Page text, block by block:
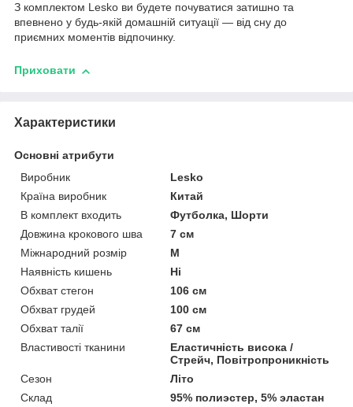
З комплектом Lesko ви будете почуватися затишно та
впевнено у будь-якій домашній ситуації — від сну до
приємних моментів відпочинку.
Приховати
Характеристики
Основні атрибути
Виробник
Lesko
Країна виробник
Китай
В комплект входить
Футболка, Шорти
Довжина крокового шва
7 см
Міжнародний розмір
M
Наявність кишень
Ні
Обхват стегон
106 см
Обхват грудей
100 см
Обхват талії
67 см
Властивості тканини
Еластичність висока /
Стрейч, Повітропроникність
Сезон
Літо
Склад
95% полиэстер, 5% эластан